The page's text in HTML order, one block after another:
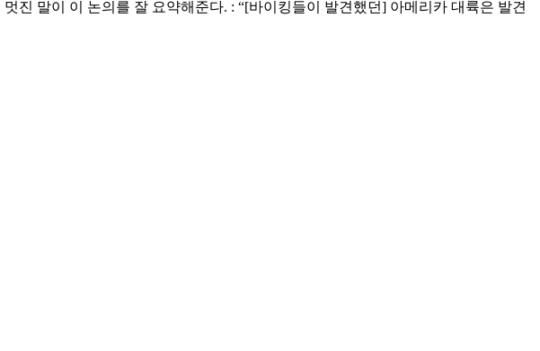
진 말이 이 논의를 잘 요약해준다. : “[바이킹들이 발견했던] 아메리카 대륙은 발견